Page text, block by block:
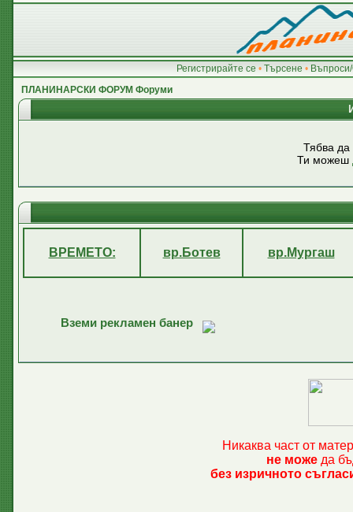
Регистрирайте се • Търсене •
ПЛАНИНАРСКИ ФОРУМ Форуми
Тябва
Ти можеш
ВРЕМЕТО: вр.Ботев вр.Мургаш
Вземи рекламен банер
Никаква част от
не може да
без изричното